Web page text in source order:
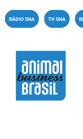
paraRÁDIO SNA TV SNA